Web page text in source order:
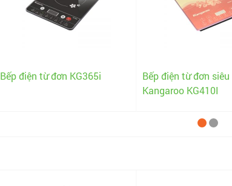
Bếp điện từ đơn KG365i
Bếp điện từ đơn
Kangaroo KG410I